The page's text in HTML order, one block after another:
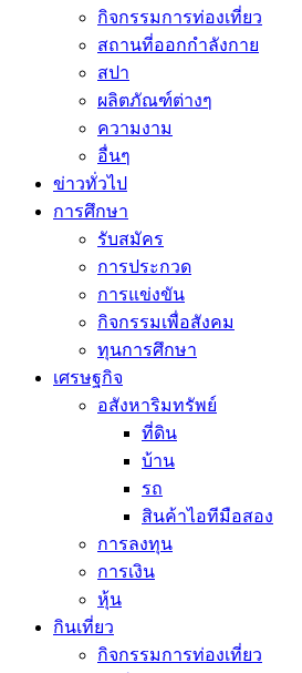
กิจกรรมการท่องเที่ยว
สถานที่ออกกำลังกาย
สปา
ผลิตภัณฑ์ต่างๆ
ความงาม
อื่นๆ
ข่าวทั่วไป
การศึกษา
รับสมัคร
การประกวด
การแข่งขัน
กิจกรรมเพื่อสังคม
ทุนการศึกษา
เศรษฐกิจ
อสังหาริมทรัพย์
ที่ดิน
บ้าน
รถ
สินค้าไอทีมือสอง
การลงทุน
การเงิน
หุ้น
กินเที่ยว
กิจกรรมการท่องเที่ยว